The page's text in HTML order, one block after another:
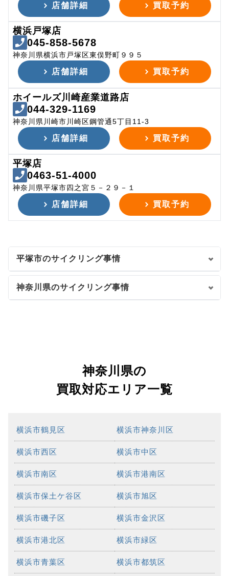
店舗詳細 買取予約
横浜戸塚店
045-858-5678
神奈川県横浜市戸塚区東俣野町９９５
店舗詳細 買取予約
ホイールズ川崎産業道路店
044-329-1169
神奈川県川崎市川崎区鋼管通5丁目11-3
店舗詳細 買取予約
平塚店
0463-51-4000
神奈川県平塚市四之宮５－２９－１
店舗詳細 買取予約
平塚市のサイクリング事情
神奈川県のサイクリング事情
神奈川県の
買取対応エリア一覧
横浜市鶴見区 横浜市神奈川区
横浜市西区 横浜市中区
横浜市南区 横浜市港南区
横浜市保土ケ谷区 横浜市旭区
横浜市磯子区 横浜市金沢区
横浜市港北区 横浜市緑区
横浜市青葉区 横浜市都筑区